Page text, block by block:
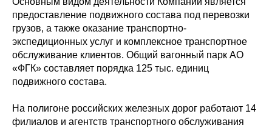
предоставление подвижного состава под перевозки
грузов, а также оказание транспортно-
экспедиционных услуг и комплексное транспортное
обслуживание клиентов. Общий вагонный парк АО
«ФГК» составляет порядка 125 тыс. единиц
подвижного состава.
На полигоне российских железных дорог работают 14
филиалов и агентств транспортного обслуживания